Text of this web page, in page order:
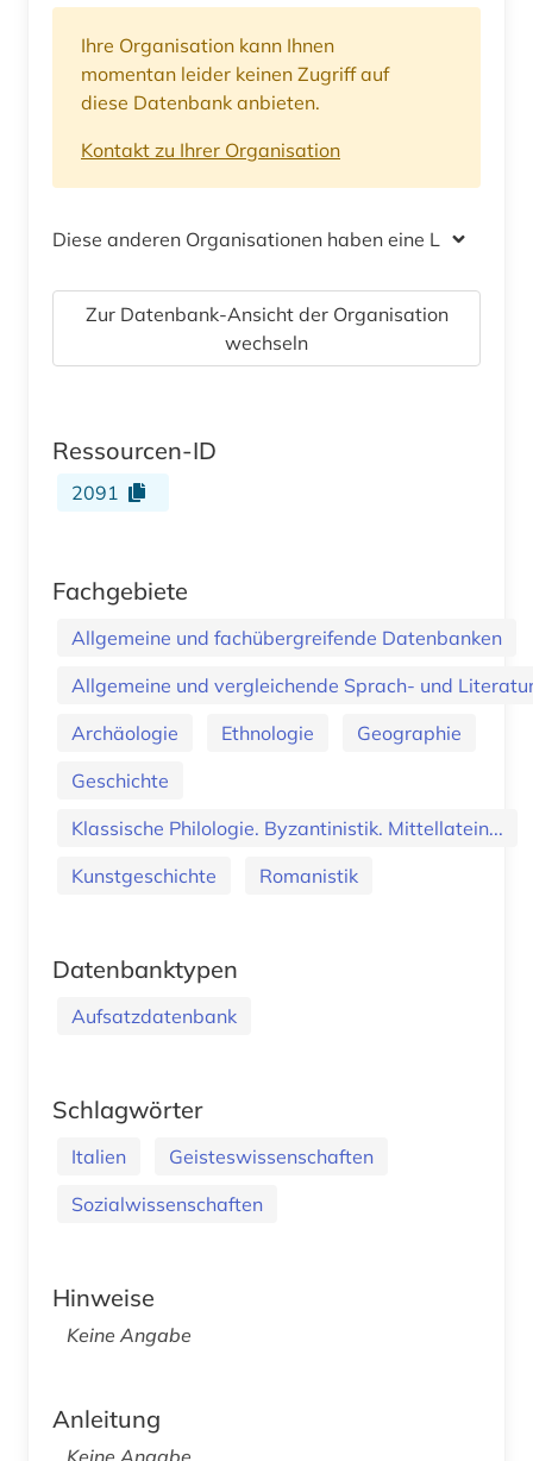
Ihre Organisation kann Ihnen
momentan leider keinen Zugriff auf
diese Datenbank anbieten.
Kontakt zu Ihrer Organisation
Diese anderen Organisationen haben eine Lizenz
Zur Datenbank-Ansicht der Organisation
wechseln
Ressourcen-ID
2091
Fachgebiete
Allgemeine und fachübergreifende Datenbanken
Allgemeine und vergleichende Sprach- und
Archäologie
Ethnologie
Geographie
Geschichte
Klassische Philologie. Byzantinistik. Mittellatein...
Kunstgeschichte
Romanistik
Datenbanktypen
Aufsatzdatenbank
Schlagwörter
Italien
Geisteswissenschaften
Sozialwissenschaften
Hinweise
Keine Angabe
Anleitung
Keine Angabe